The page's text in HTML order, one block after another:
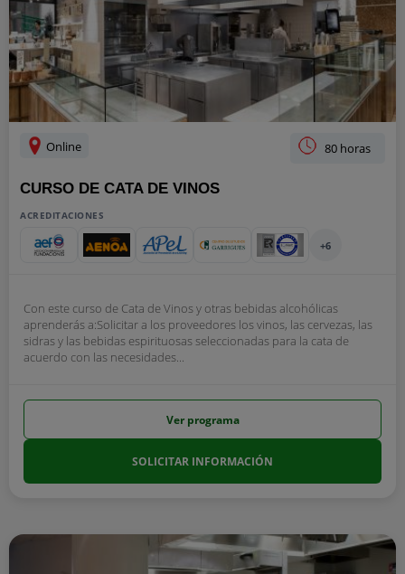
Online 80 horas
CURSO DE CATA DE VINOS
ACREDITACIONES
+6
Con este curso de Cata de Vinos y otras bebidas alcohólicas
aprenderás a:Solicitar a los proveedores los vinos, las cervezas, las
sidras y las bebidas espirituosas seleccionadas para la cata de
acuerdo con las necesidades...
Ver programa
SOLICITAR INFORMACIÓN